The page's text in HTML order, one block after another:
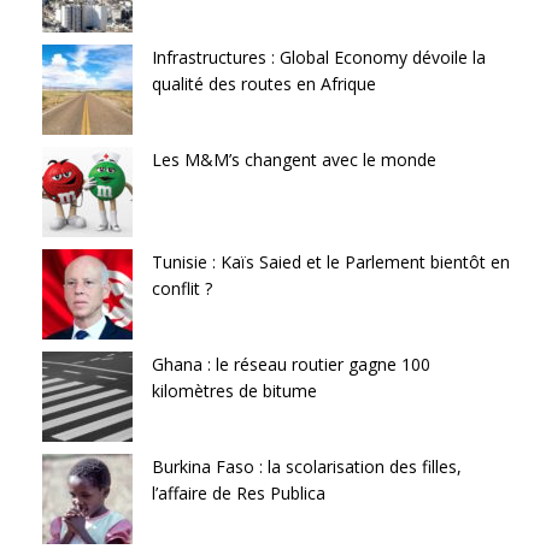
Infrastructures : Global Economy dévoile la
qualité des routes en Afrique
Les M&M’s changent avec le monde
Tunisie : Kaïs Saied et le Parlement bientôt en
conflit ?
Ghana : le réseau routier gagne 100
kilomètres de bitume
Burkina Faso : la scolarisation des filles,
l’affaire de Res Publica